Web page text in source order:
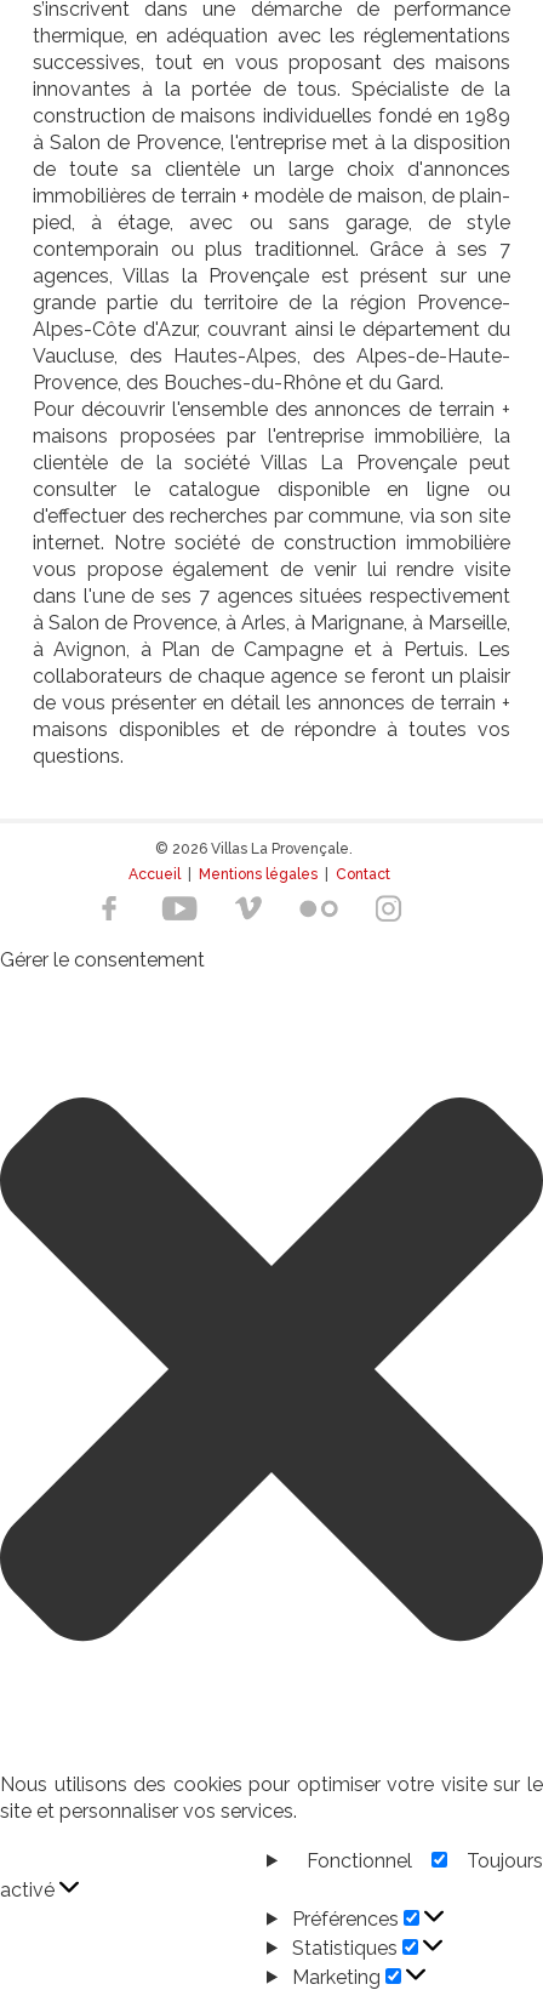
s’inscrivent dans une démarche de performance
thermique, en adéquation avec les réglementations
successives, tout en vous proposant des maisons
innovantes à la portée de tous. Spécialiste de la
construction de maisons individuelles fondé en 1989
à Salon de Provence, l'entreprise met à la disposition
de toute sa clientèle un large choix d'annonces
immobilières de terrain + modèle de maison, de plain-
pied, à étage, avec ou sans garage, de style
contemporain ou plus traditionnel. Grâce à ses 7
agences, Villas la Provençale est présent sur une
grande partie du territoire de la région Provence-
Alpes-Côte d'Azur, couvrant ainsi le département du
Vaucluse, des Hautes-Alpes, des Alpes-de-Haute-
Provence, des Bouches-du-Rhône et du Gard.
Pour découvrir l'ensemble des annonces de terrain +
maisons proposées par l'entreprise immobilière, la
clientèle de la société Villas La Provençale peut
consulter le catalogue disponible en ligne ou
d'effectuer des recherches par commune, via son site
internet. Notre société de construction immobilière
vous propose également de venir lui rendre visite
dans l'une de ses 7 agences situées respectivement
à Salon de Provence, à Arles, à Marignane, à Marseille,
à Avignon, à Plan de Campagne et à Pertuis. Les
collaborateurs de chaque agence se feront un plaisir
de vous présenter en détail les annonces de terrain +
maisons disponibles et de répondre à toutes vos
questions.
© 2026 Villas La Provençale.
Accueil| Mentions légales Contact
Gérer le consentement
Nous utilisons des cookies pour optimiser votre visite sur le
site et personnaliser vos services.
Fonctionnel
Toujours
activé
Préférences
Statistiques
Marketing